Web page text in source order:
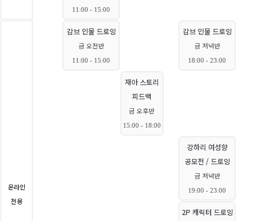
11:00 - 15:00
온라인
전용
감브 인물 드로잉
금 오전반
11:00 - 15:00
감브 인물 드로잉
금 저녁반
18:00 - 23:00
재아 스토리
피드백
금 오후반
15:00 - 18:00
강하리 여성향
공모전 / 드로잉
금 저녁반
19:00 - 23:00
2P 캐릭터 드로잉